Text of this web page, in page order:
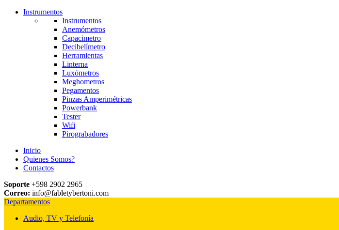
Instrumentos
Instrumentos
Anemómetros
Capacimetro
Decibelímetro
Herramientas
Linterna
Luxómetros
Meghometros
Pegamentos
Pinzas Amperimétricas
Powerbank
Tester
Wifi
Pirograbadores
Inicio
Quienes Somos?
Contactos
Soporte +598 2902 2965
Correo: info@fabletybertoni.com
Departamentos
Audio, TV y Telefonía